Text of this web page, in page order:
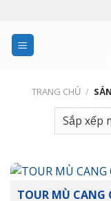
content
TRANG CHỦ /
TOUR MÙ CANG